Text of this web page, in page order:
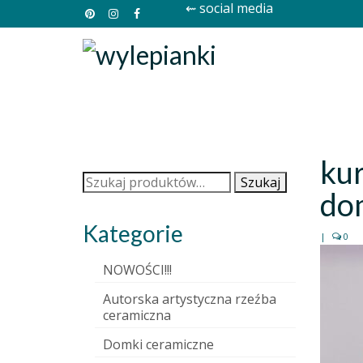
⇜ social media
| 0
Szukaj: Szukaj
Kategorie
NOWOŚCI!!!
Autorska artystyczna rzeźba
ceramiczna
Domki ceramiczne